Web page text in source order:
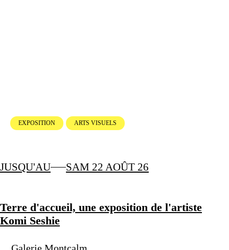
EXPOSITION ARTS VISUELS
JUSQU'AU SAM 22 AOÛT 26
Terre d'accueil, une exposition de l'artiste
Komi Seshie